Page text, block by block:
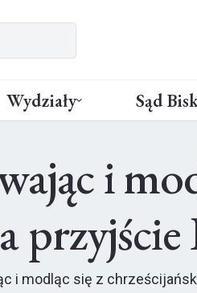
Wydziały Sąd
i
przyjście
i modląc się z